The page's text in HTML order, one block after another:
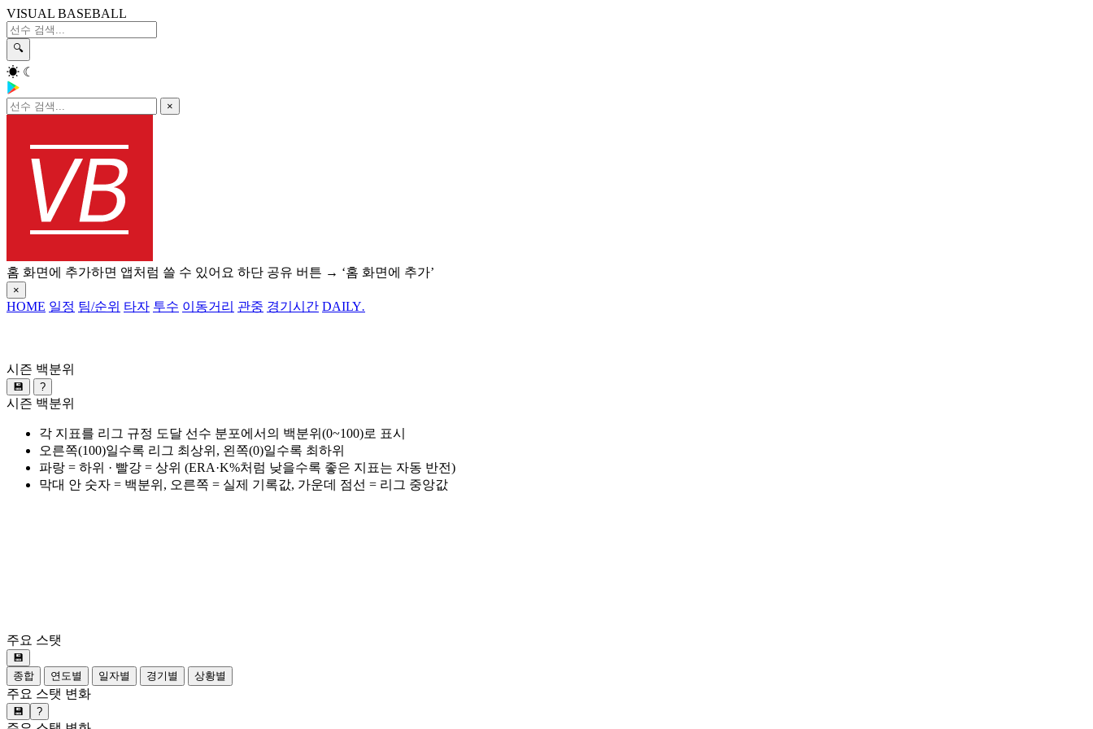
VISUAL BASEBALL
🔍
☀ ☾
×
홈 화면에 추가하면 앱처럼 쓸 수 있어요 하단 공유 버튼 → ‘홈 화면에 추가’
×
HOME 일정 팀/순위 타자 투수 이동거리 관중 경기시간 DAILY.
시즌 백분위
💾 ?
시즌 백분위
각 지표를 리그 규정 도달 선수 분포에서의 백분위(0~100)로 표시
오른쪽(100)일수록 리그 최상위, 왼쪽(0)일수록 최하위
파랑 = 하위 · 빨강 = 상위 (ERA·K%처럼 낮을수록 좋은 지표는 자동 반전)
막대 안 숫자 = 백분위, 오른쪽 = 실제 기록값, 가운데 점선 = 리그 중앙값
주요 스탯
💾
종합
연도별 일자별 경기별 상황별
주요 스탯 변화
💾 ?